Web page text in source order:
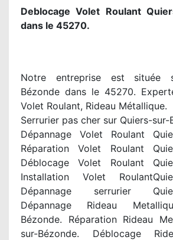
Deblocage Volet Roulant
dans le 45270.
Notre entreprise est située
Bézonde dans le 45270.
Volet Roulant, Rideau Métallique.
Serrurier pas cher sur Quiers-sur-
Dépannage Volet Roulant
Réparation Volet Roulant
Déblocage Volet Roulant
Installation Volet
Dépannage serrurier
Dépannage Rideau
Bézonde. Réparation Rideau
sur-Bézonde. Déblocage